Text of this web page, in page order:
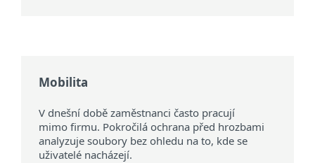
Mobilita
V dnešní době zaměstnanci často pracují
mimo firmu. Pokročilá ochrana před hrozbami
analyzuje soubory bez ohledu na to, kde se
uživatelé nacházejí.